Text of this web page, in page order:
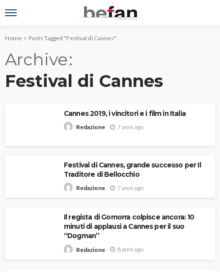
Home Posts Tagged "Festival di Cannes"
Archive
Festival di Cannes
Cannes 2019, i vincitori e i film in Italia
Redazione 7 anni ago
Festival di Cannes, grande successo per Il
Traditore di Bellocchio
Redazione 7 anni ago
Il regista di Gomorra colpisce ancora: 10
minuti di applausi a Cannes per il suo
“Dogman”
Redazione 8 anni ago